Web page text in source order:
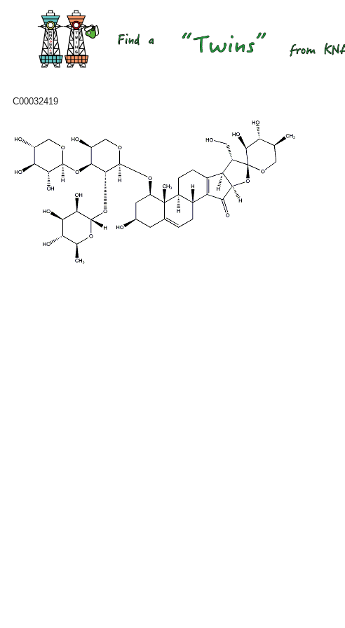
C00032419